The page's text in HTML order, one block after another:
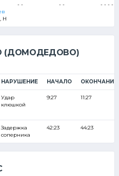
, Н
- - - - - - - - -
(ДОМОДЕДОВО)
НАРУШЕНИЕ НАЧАЛО ОКОНЧАНИЕ
Удар
клюшкой
9:27 11:27
Задержка
соперника
42:23 44:23